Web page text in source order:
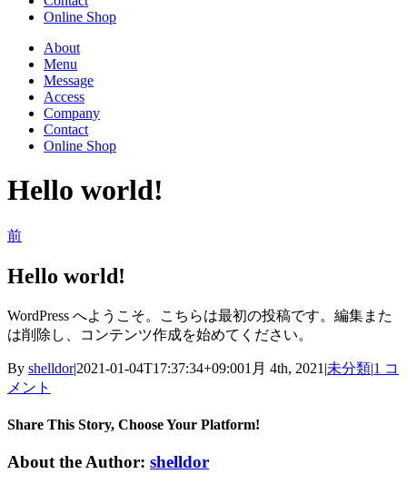
Online Shop
About
Menu
Message
Access
Company
Contact
Online Shop
Hello world!
前
Hello world!
WordPress へようこそ。こちらは最初の投稿です。編集また
は削除し、コンテンツ作成を始めてください。
By shelldor|2021-01-04T17:37:34+09:001月 4th, 2021 |未分類|1 コ
メント
Share This Story, Choose Your Platform!
Facebook
Twitter
Reddit
LinkedIn
WhatsApp
Tumblr
Pinterest
Vk
電
About the Author: shelldor